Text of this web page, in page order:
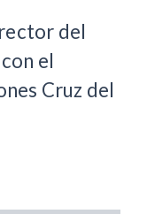
del
el
Cruz del